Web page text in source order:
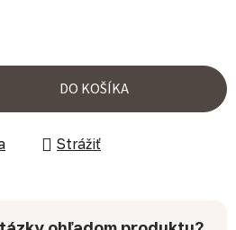
DO KOŠÍKA
Strážiť